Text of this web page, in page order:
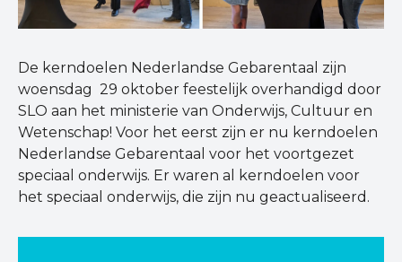
De kerndoelen Nederlandse Gebarentaal zijn
woensdag 29 oktober feestelijk overhandigd door
SLO aan het ministerie van Onderwijs, Cultuur en
Wetenschap! Voor het eerst zijn er nu kerndoelen
Nederlandse Gebarentaal voor het voortgezet
speciaal onderwijs. Er waren al kerndoelen voor
het speciaal onderwijs, die zijn nu geactualiseerd.